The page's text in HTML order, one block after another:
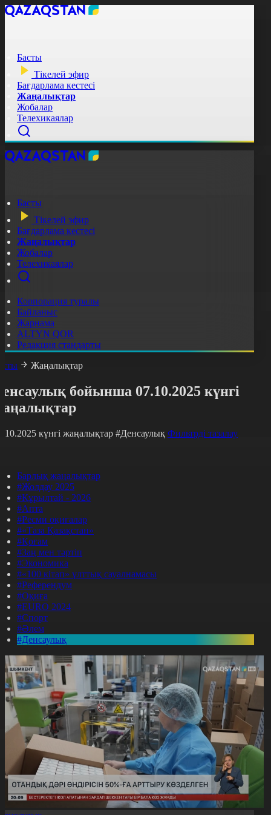
Басты
Тікелей эфир
Бағдарлама кестесі
Жаңалықтар
Жобалар
Телехикаялар
Басты
Тікелей эфир
Бағдарлама кестесі
Жаңалықтар
Жобалар
Телехикаялар
Корпорация туралы
Байланыс
Жарнама
ALTYN QOR
Редакция стандарты
Жаңалықтар
бойынша 07.10.2025 күнгі
күнгі жаңалықтар #Денсаулық Фильтрді тазалау
Барлық жаңалықтар
#Жолдау 2025
#Құрылтай - 2026
#Апта
#Ресми оқиғалар
#«Таза Қазақстан»
#Қоғам
#Заң мен тәртіп
#Экономика
#«100 кітап» ұлттық сауалнамасы
#Референдум
#Оқиға
#EURO 2024
#Спорт
#Әлем
#Денсаулық